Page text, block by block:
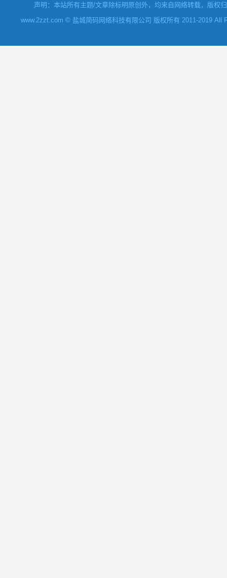
声明：本站所有主题/文章除标明原创外，均来自网络转载，版权
www.2zzt.com © 盐城简码网络科技有限公司 版权所有 2011-2019